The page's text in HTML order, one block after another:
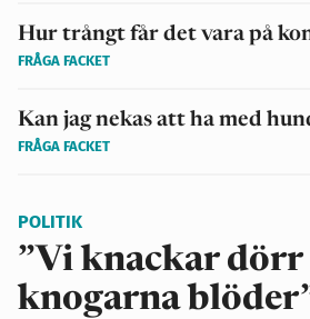
Hur trångt får det vara på
FRÅGA FACKET
Kan jag nekas att ha med
FRÅGA FACKET
POLITIK
”Vi knackar dörr
knogarna